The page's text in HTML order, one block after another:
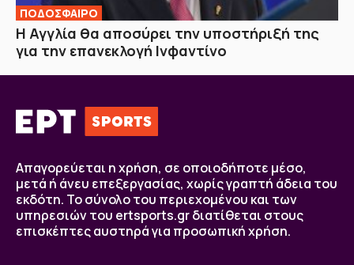
ΠΟΔΟΣΦΑΙΡΟ
H Αγγλία θα αποσύρει την υποστήριξή της
για την επανεκλογή Ινφαντίνο
Απαγορεύεται η χρήση, σε οποιοδήποτε μέσο,
μετά ή άνευ επεξεργασίας, χωρίς γραπτή άδεια του
εκδότη. Το σύνολο του περιεχομένου και των
υπηρεσιών του ertsports.gr διατίθεται στους
επισκέπτες αυστηρά για προσωπική χρήση.